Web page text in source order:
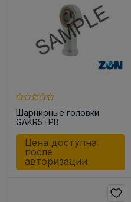
Шарнирные головки
GAKR5 -PB
Цена доступна
после
авторизации